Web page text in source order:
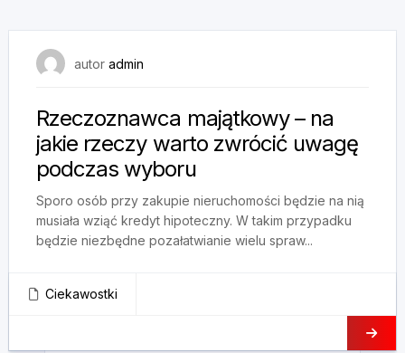
autor admin
Rzeczoznawca majątkowy – na
jakie rzeczy warto zwrócić uwagę
podczas wyboru
Sporo osób przy zakupie nieruchomości będzie na nią
musiała wziąć kredyt hipoteczny. W takim przypadku
będzie niezbędne pozałatwianie wielu spraw...
Ciekawostki